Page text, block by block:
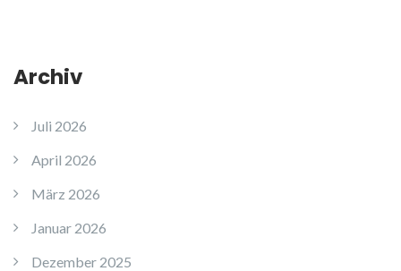
Archiv
Juli 2026
April 2026
März 2026
Januar 2026
Dezember 2025